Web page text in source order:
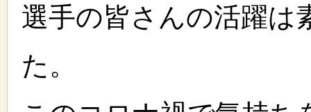
選手の皆さんの活躍は
た。